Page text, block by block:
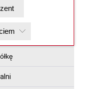
prezent